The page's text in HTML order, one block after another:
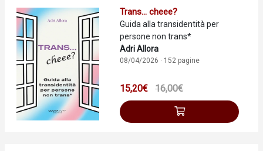
Trans... cheee?
Guida alla transidentità per
persone non trans*
Adri Allora
08/04/2026 · 152 pagine
15,20€ 16,00€